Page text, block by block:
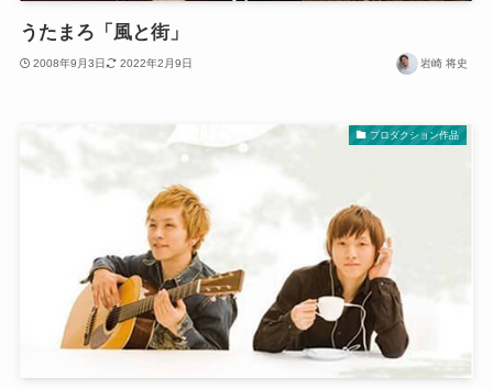
うたまろ「風と街」
2008年9月3日 2022年2月9日 岩崎 将史
プロダクション作品